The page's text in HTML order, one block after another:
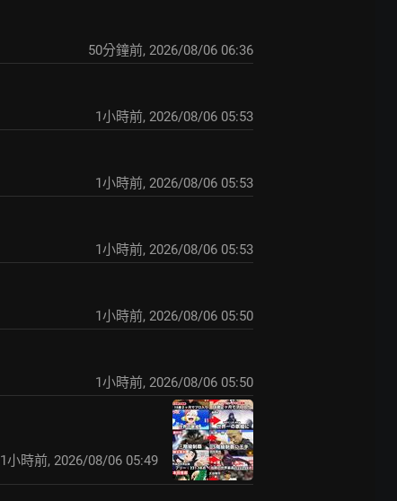
50分鐘前, 2026/08/06 06:36
1小時前, 2026/08/06 05:53
1小時前, 2026/08/06 05:53
1小時前, 2026/08/06 05:53
1小時前, 2026/08/06 05:50
1小時前, 2026/08/06 05:50
1小時前, 2026/08/06 05:49